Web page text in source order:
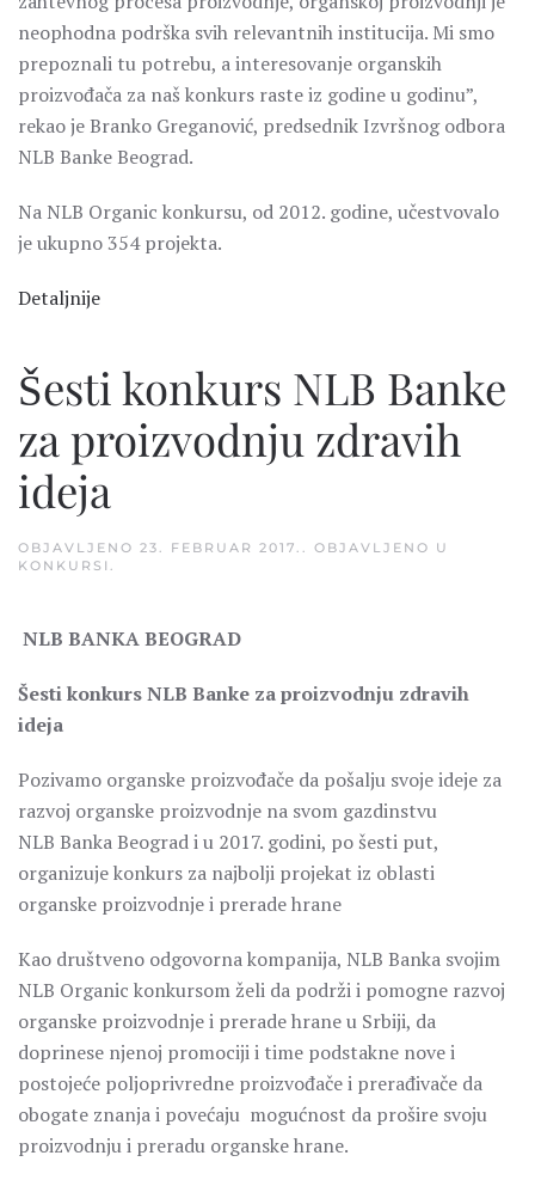
neophodna podrška svih relevantnih institucija. Mi smo
prepoznali tu potrebu, a interesovanje organskih
proizvođača za naš konkurs raste iz godine u godinu”,
rekao je Branko Greganović, predsednik Izvršnog odbora
NLB Banke Beograd.
Na NLB Organic konkursu, od 2012. godine, učestvovalo
je ukupno 354 projekta.
Detaljnije
Šesti konkurs NLB Banke
za proizvodnju zdravih
ideja
OBJAVLJENO 23. FEBRUAR 2017. . OBJAVLJENO U
KONKURSI .
NLB BANKA BEOGRAD
Šesti konkurs NLB Banke za proizvodnju zdravih
ideja
Pozivamo organske proizvođače da pošalju svoje ideje za
razvoj organske proizvodnje na svom gazdinstvu
NLB Banka Beograd i u 2017. godini, po šesti put,
organizuje konkurs za najbolji projekat iz oblasti
organske proizvodnje i prerade hrane
Kao društveno odgovorna kompanija, NLB Banka svojim
NLB Organic konkursom želi da podrži i pomogne razvoj
organske proizvodnje i prerade hrane u Srbiji, da
doprinese njenoj promociji i time podstakne nove i
postojeće poljoprivredne proizvođače i prerađivače da
obogate znanja i povećaju mogućnost da prošire svoju
proizvodnju i preradu organske hrane.